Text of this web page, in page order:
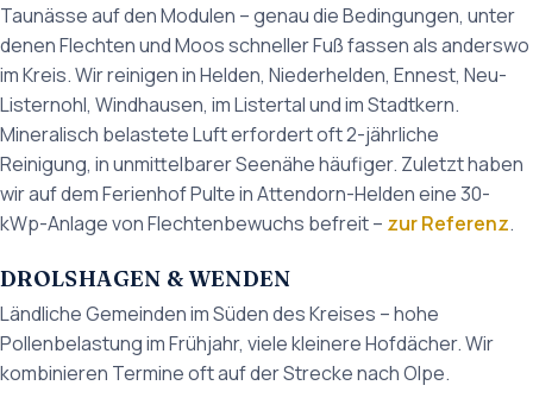
Taunässe auf den Modulen – genau die Bedingungen, unter
denen Flechten und Moos schneller Fuß fassen als anderswo
im Kreis. Wir reinigen in Helden, Niederhelden, Ennest, Neu-
Listernohl, Windhausen, im Listertal und im Stadtkern.
Mineralisch belastete Luft erfordert oft 2-jährliche
Reinigung, in unmittelbarer Seenähe häufiger. Zuletzt haben
wir auf dem Ferienhof Pulte in Attendorn-Helden eine 30-
kWp-Anlage von Flechtenbewuchs befreit – zur Referenz.
DROLSHAGEN & WENDEN
Ländliche Gemeinden im Süden des Kreises – hohe
Pollenbelastung im Frühjahr, viele kleinere Hofdächer. Wir
kombinieren Termine oft auf der Strecke nach Olpe.